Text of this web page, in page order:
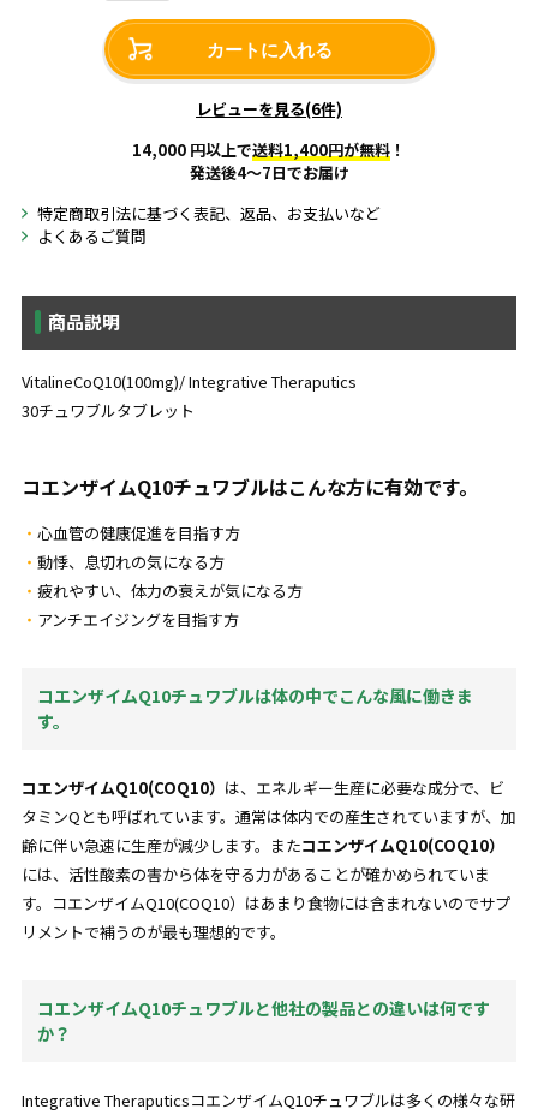
カートに入れる
レビューを見る(6件)
14,000 円以上で送料1,400円が無料 ！
発送後4～7日でお届け
特定商取引法に基づく表記、返品、お支払いなど
よくあるご質問
商品説明
VitalineCoQ10(100mg)/ Integrative Theraputics
30チュワブルタブレット
コエンザイムQ10チュワブルはこんな方に有効です。
心血管の健康促進を目指す方
動悸、息切れの気になる方
疲れやすい、体力の衰えが気になる方
アンチエイジングを目指す方
コエンザイムQ10チュワブルは体の中でこんな風に働きま
す。
コエンザイムQ10(COQ10） は、エネルギー生産に必要な成分で、ビ
タミンQとも呼ばれています。通常は体内での産生されていますが、加
齢に伴い急速に生産が減少します。またコエンザイムQ10(COQ10）
には、 活性酸素の害から体を守る力があることが確かめられていま
す。コエンザイムQ10(COQ10）はあまり食物には含まれないのでサプ
リメントで補うのが最も理想的です。
コエンザイムQ10チュワブルと他社の製品との違いは何です
か？
Integrative TheraputicsコエンザイムQ10チュワブルは多くの様々な研